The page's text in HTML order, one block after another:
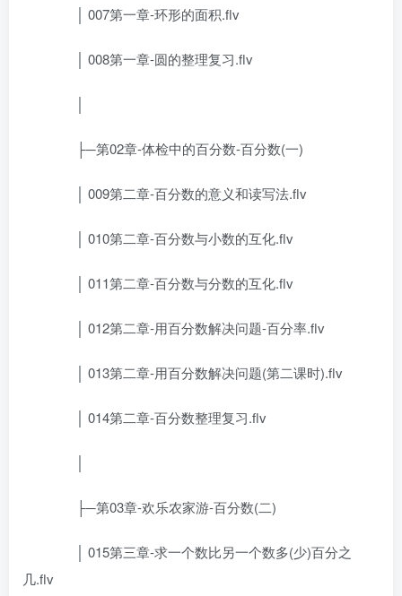
│ 007第一章-环形的面积.flv
│ 008第一章-圆的整理复习.flv
├─第02章-体检中的百分数-百分数(一)
│ 009第二章-百分数的意义和读写法.flv
│ 010第二章-百分数与小数的互化.flv
│ 011第二章-百分数与分数的互化.flv
│ 012第二章-用百分数解决问题-百分率.flv
│ 013第二章-用百分数解决问题(第二课时).flv
│ 014第二章-百分数整理复习.flv
├─第03章-欢乐农家游-百分数(二)
│ 015第三章-求一个数比另一个数多(少)百分之
几.flv